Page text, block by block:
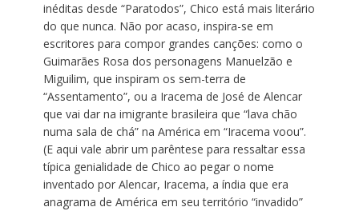
inéditas desde “Paratodos”, Chico está mais literário
do que nunca. Não por acaso, inspira-se em
escritores para compor grandes canções: como o
Guimarães Rosa dos personagens Manuelzão e
Miguilim, que inspiram os sem-terra de
“Assentamento”, ou a Iracema de José de Alencar
que vai dar na imigrante brasileira que “lava chão
numa sala de chá” na América em “Iracema voou”.
(E aqui vale abrir um parêntese para ressaltar essa
típica genialidade de Chico ao pegar o nome
inventado por Alencar, Iracema, a índia que era
anagrama de América em seu território “invadido”